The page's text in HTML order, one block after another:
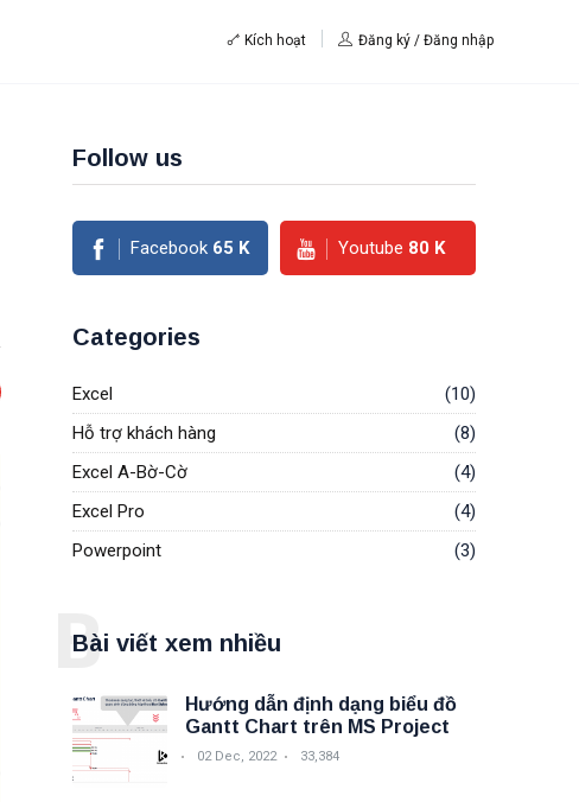
Kích hoạt Đăng ký / Đăng nhập
Follow us
Facebook 65 K Youtube 80 K
Categories
Excel
(10)
Hỗ trợ khách hàng
(8)
Excel A-Bờ-Cờ
(4)
Excel Pro
(4)
Powerpoint
(3)
Bài viết xem nhiều
B
Hướng dẫn định dạng biểu đồ
Gantt Chart trên MS Project
02 Dec, 2022 33,384